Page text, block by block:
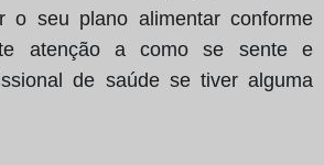
o seu plano alimentar conforme
atenção a como se sente e
de saúde se tiver alguma